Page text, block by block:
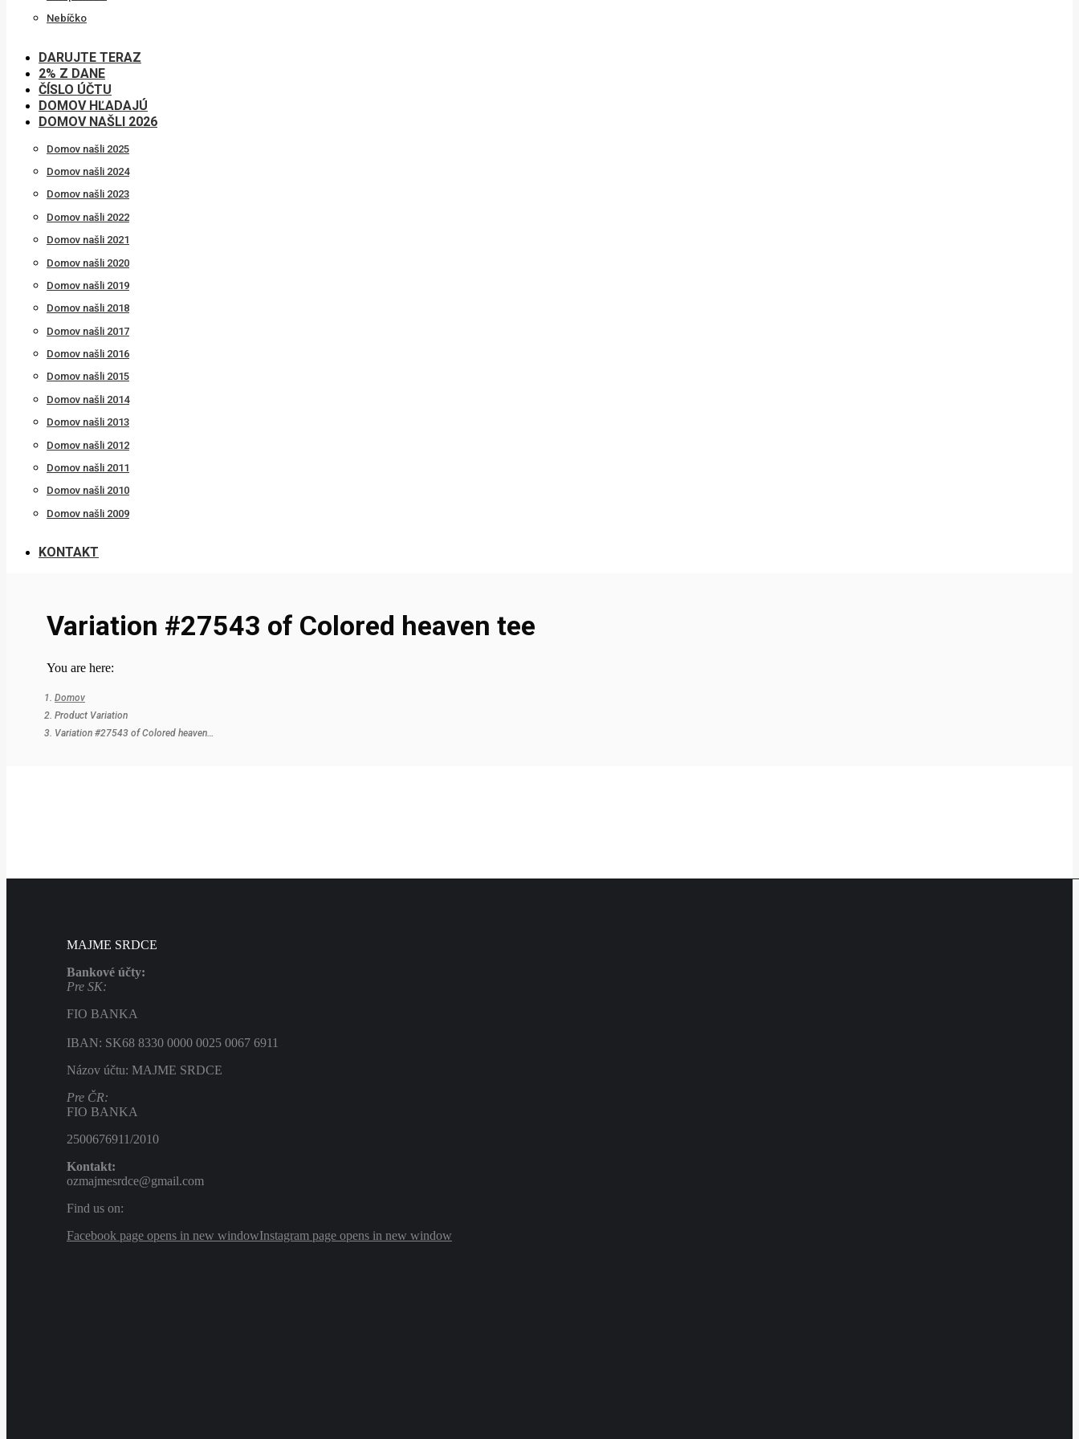
Nebíčko
DARUJTE TERAZ
2% Z DANE
ČÍSLO ÚČTU
DOMOV HĽADAJÚ
DOMOV NAŠLI 2026
Domov našli 2025
Domov našli 2024
Domov našli 2023
Domov našli 2022
Domov našli 2021
Domov našli 2020
Domov našli 2019
Domov našli 2018
Domov našli 2017
Domov našli 2016
Domov našli 2015
Domov našli 2014
Domov našli 2013
Domov našli 2012
Domov našli 2011
Domov našli 2010
Domov našli 2009
KONTAKT
Variation #27543 of Colored heaven tee
You are here:
Domov
Product Variation
Variation #27543 of Colored heaven…
MAJME SRDCE
Bankové účty:
Pre SK:
FIO BANKA
IBAN: SK68 8330 0000 0025 0067 6911
Názov účtu: MAJME SRDCE
Pre ČR:
FIO BANKA
2500676911/2010
Kontakt:
ozmajmesrdce@gmail.com
Find us on:
Facebook page opens in new windowInstagram page opens in new window